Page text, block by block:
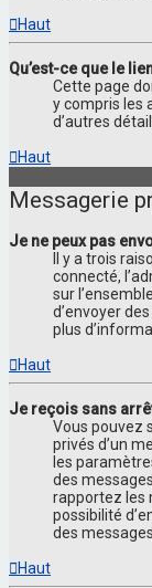
Haut
Qu’est-ce que le
Cette page
y compris les
d’autres
Haut
Messagerie
Je ne peux pas
Il y a trois
connecté,
sur
d’envoyer
plus
Haut
Je reçois sans
Vous pouvez
privés d’un
les
des
rapportez les
possibilité
des
Haut